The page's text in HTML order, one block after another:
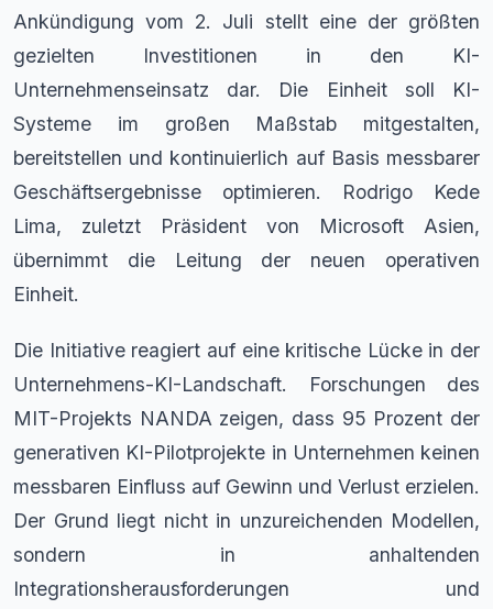
Ankündigung vom 2. Juli stellt eine der größten
gezielten Investitionen in den KI-
Unternehmenseinsatz dar. Die Einheit soll KI-
Systeme im großen Maßstab mitgestalten,
bereitstellen und kontinuierlich auf Basis messbarer
Geschäftsergebnisse optimieren. Rodrigo Kede
Lima, zuletzt Präsident von Microsoft Asien,
übernimmt die Leitung der neuen operativen
Einheit.
Die Initiative reagiert auf eine kritische Lücke in der
Unternehmens-KI-Landschaft. Forschungen des
MIT-Projekts NANDA zeigen, dass 95 Prozent der
generativen KI-Pilotprojekte in Unternehmen keinen
messbaren Einfluss auf Gewinn und Verlust erzielen.
Der Grund liegt nicht in unzureichenden Modellen,
sondern in anhaltenden
Integrationsherausforderungen und